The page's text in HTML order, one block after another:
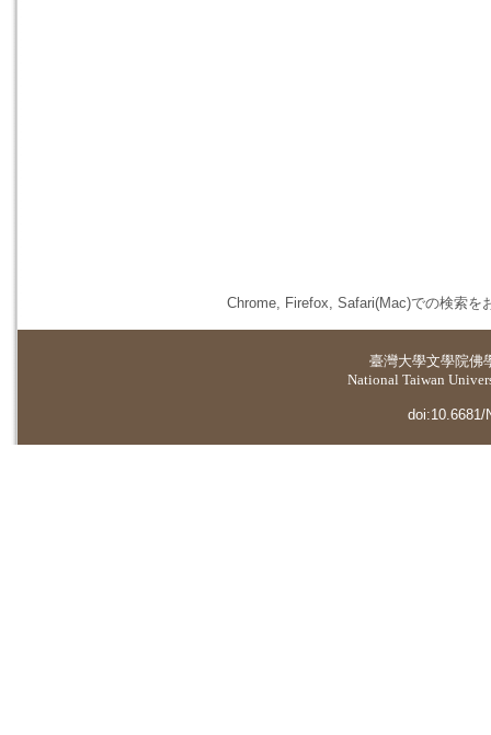
Chrome, Firefox, Safari(Mac)での検索を
臺灣大學文學院佛
National Taiwan
doi:10.6681/